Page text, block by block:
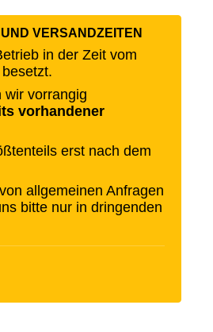
VERSANDZEITEN
in der Zeit vom
wir vorrangig
vorhandener
erst nach dem
allgemeinen Anfragen
bitte nur in dringenden